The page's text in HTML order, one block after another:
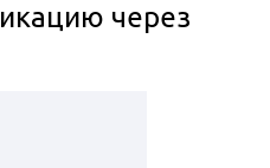
через